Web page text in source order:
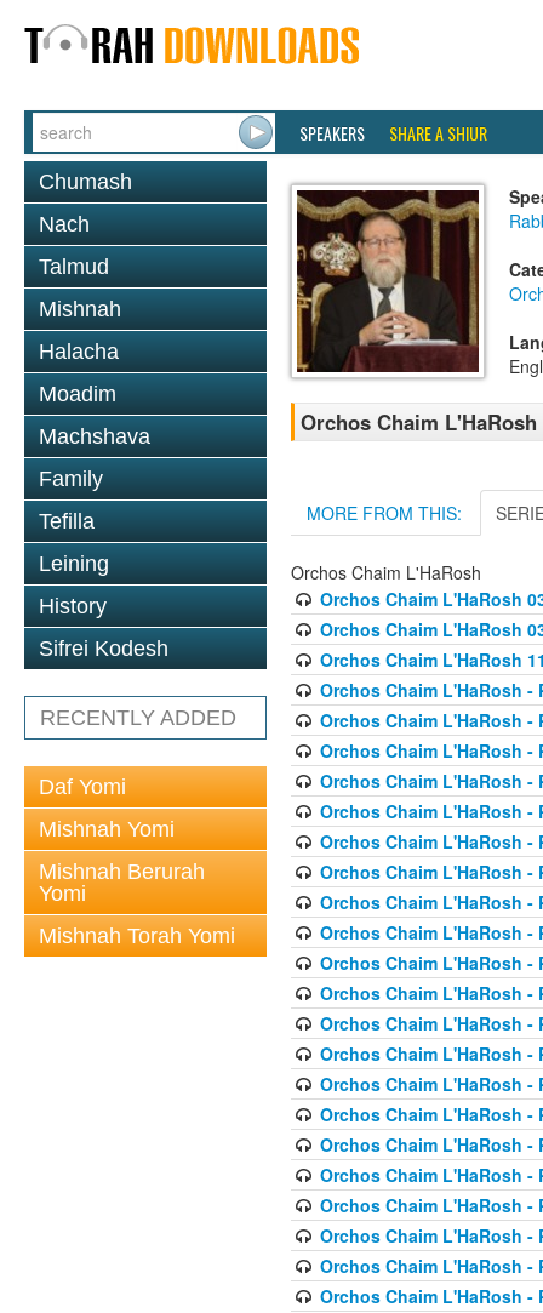
SPEAKERS SHARE A SHIUR
Chumash
Nach
Talmud
Mishnah
Halacha
Moadim
Machshava
Family
Tefilla
Leining
History
Sifrei Kodesh
RECENTLY ADDED
Daf Yomi
Mishnah Yomi
Mishnah Berurah
Yomi
Mishnah Torah Yomi
Orchos Chaim
MORE FROM THIS:
Orchos Chaim L'HaRosh
Orchos Chaim L'HaRosh
Orchos Chaim L'HaRosh
Orchos Chaim L'HaRosh
Orchos Chaim L'HaRosh -
Orchos Chaim L'HaRosh -
Orchos Chaim L'HaRosh -
Orchos Chaim L'HaRosh -
Orchos Chaim L'HaRosh -
Orchos Chaim L'HaRosh -
Orchos Chaim L'HaRosh -
Orchos Chaim L'HaRosh -
Orchos Chaim L'HaRosh -
Orchos Chaim L'HaRosh -
Orchos Chaim L'HaRosh -
Orchos Chaim L'HaRosh -
Orchos Chaim L'HaRosh -
Orchos Chaim L'HaRosh -
Orchos Chaim L'HaRosh -
Orchos Chaim L'HaRosh -
Orchos Chaim L'HaRosh -
Orchos Chaim L'HaRosh -
Orchos Chaim L'HaRosh -
Orchos Chaim L'HaRosh -
Orchos Chaim L'HaRosh -